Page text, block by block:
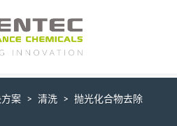
案 清洗 抛光化合物去除